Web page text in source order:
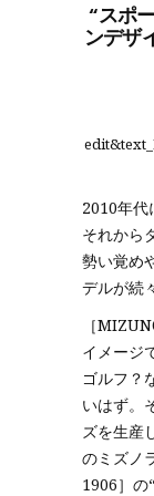
“スポ
ンデザ
2010年代
それから
勢い覚め
デルが続
［
イメージ
ゴルフ？
いはず。
ズを生産
のミズノ
1906］の